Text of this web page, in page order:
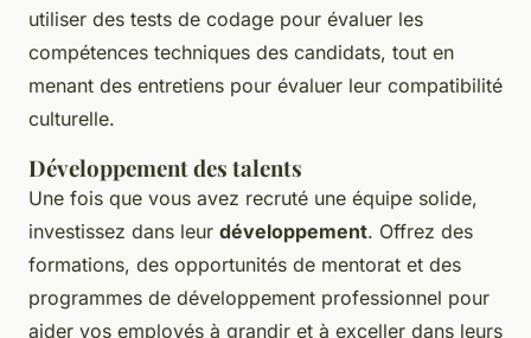
utiliser des tests de codage pour évaluer les
compétences techniques des candidats, tout en
menant des entretiens pour évaluer leur compatibilité
culturelle.
Développement des talents
Une fois que vous avez recruté une équipe solide,
investissez dans leur développement. Offrez des
formations, des opportunités de mentorat et des
programmes de développement professionnel pour
aider vos employés à grandir et à exceller dans leurs